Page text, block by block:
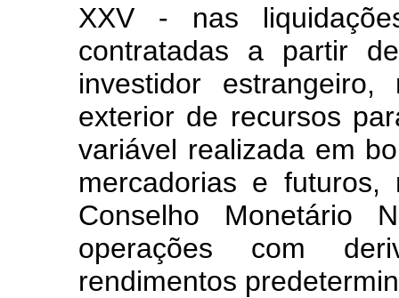
XXV - nas
contratadas a partir
investidor
exterior de recursos
variável realizada em
mercadorias e futuros,
Conselho Monetário
operações com
rendimentos